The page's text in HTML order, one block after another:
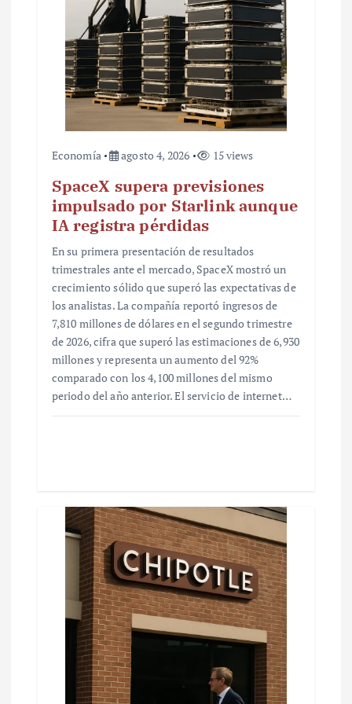
Economía agosto 4, 2026 15 views
SpaceX supera previsiones
impulsado por Starlink aunque
IA registra pérdidas
En su primera presentación de resultados
trimestrales ante el mercado, SpaceX mostró un
crecimiento sólido que superó las expectativas de
los analistas. La compañía reportó ingresos de
7,810 millones de dólares en el segundo trimestre
de 2026, cifra que superó las estimaciones de 6,930
millones y representa un aumento del 92%
comparado con los 4,100 millones del mismo
periodo del año anterior. El servicio de internet…